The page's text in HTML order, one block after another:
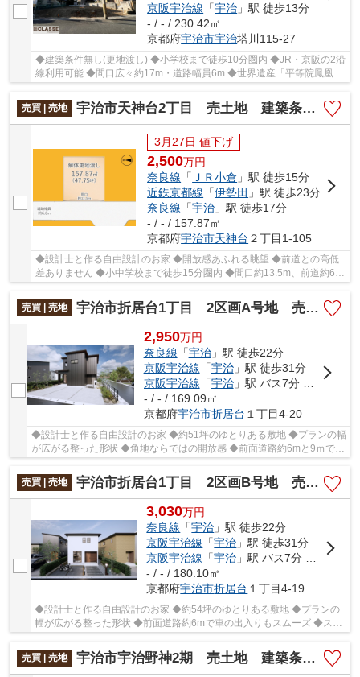
京阪宇治線 「宇治 」駅 徒歩13分
- / - / 230.42㎡
京都府宇治市宇治塔川115-27
◆建築条件無し(更地渡し) ◆小学校まで徒歩10分圏内 ◆JR・京阪の2沿
線利用可能 ◆間口広々約17m・道路幅員6m ◆世界遺産「平等院鳳凰
堂」まで徒歩10分圏内
売買 | 売地
宇治市天神台2丁目 売土地 建築条件付き
3月27日 値下げ
2,500万円
奈良線 「 ＪＲ小倉 」駅 徒歩15分
近鉄京都線 「伊勢田 」駅 徒歩23分
奈良線 「宇治 」駅 徒歩17分
- / - / 157.87㎡
京都府宇治市天神台 ２丁目1-105
◆設計士と作る自由設計のお家 ◆開放感あふれる眺望 ◆前道との高低
差ありません ◆小中学校まで徒歩15分圏内 ◆間口約13.5m、前道約6m
あるので運転も安心！
売買 | 売地
宇治市折居台1丁目 2区画A号地 売土地 建築条件付き
2,950万円
奈良線 「宇治」駅 徒歩22分
京阪宇治線 「宇治」駅 徒歩31分
京阪宇治線 「宇治」駅 バス7分 「琵琶台口」 停歩9分
- / - / 169.09㎡
京都府宇治市折居台 １丁目4-20
◆設計士と作る自由設計のお家 ◆約51坪のゆとりある敷地 ◆プランの幅
が広がる整った形状 ◆角地ならではの開放感 ◆前面道路約6mと9ｍで車
の出入りもスムーズ ◆スーパー・小学校徒歩10分圏内
売買 | 売地
宇治市折居台1丁目 2区画B号地 売土地 建築条件付き
3,030万円
奈良線 「宇治 」駅 徒歩22分
京阪宇治線 「宇治 」駅 徒歩31分
京阪宇治線 「宇治 」駅 バス7分 「琵琶台口」 停歩9分
- / - / 180.10㎡
京都府宇治市折居台 １丁目4-19
◆設計士と作る自由設計のお家 ◆約54坪のゆとりある敷地 ◆プランの
幅が広がる整った形状 ◆前面道路約6mで車の出入りもスムーズ ◆スー
売買 | 売地
宇治市宇治野神2期 売土地 建築条件付き